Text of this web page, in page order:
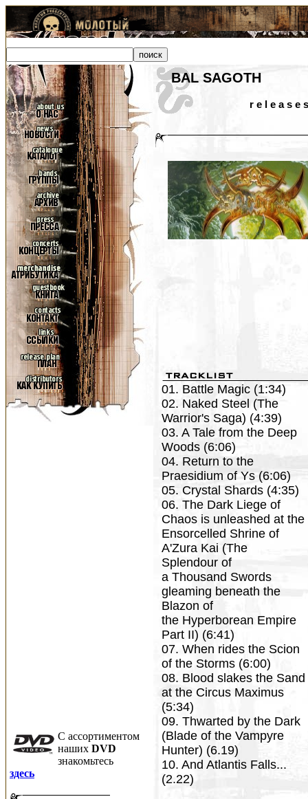
C ассортиментом
наших DVD
знакомьтесь
здесь
BAL SAGOTH
r e l e a s e s
01. Battle Magic (1:34)
02. Naked Steel (The
Warrior's Saga) (4:39)
03. A Tale from the Deep
Woods (6:06)
04. Return to the
Praesidium of Ys (6:06)
05. Crystal Shards (4:35)
06. The Dark Liege of
Chaos is unleashed at the
Ensorcelled Shrine of
A'Zura Kai (The
Splendour of
a Thousand Swords
gleaming beneath the
Blazon of
the Hyperborean Empire
Part II) (6:41)
07. When rides the Scion
of the Storms (6:00)
08. Blood slakes the Sand
at the Circus Maximus
(5:34)
09. Thwarted by the Dark
(Blade of the Vampyre
Hunter) (6.19)
10. And Atlantis Falls...
(2.22)